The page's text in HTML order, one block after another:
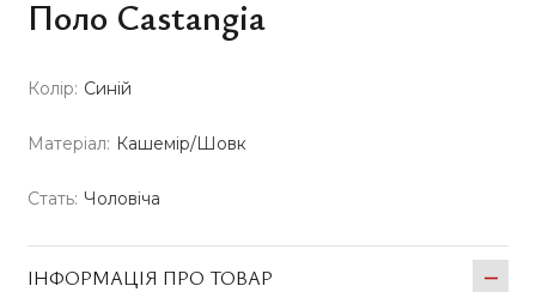
Поло Castangia
Колір: Синій
Матеріал: Кашемір/Шовк
Стать: Чоловіча
ІНФОРМАЦІЯ ПРО ТОВАР